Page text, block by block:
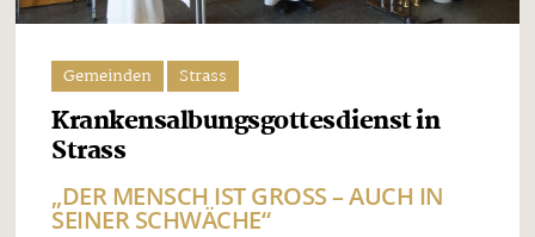
Gemeinden Strass
Krankensalbungsgottesdienst in
Strass
„DER MENSCH IST GROSS – AUCH IN S
EINER SCHWÄCHE“